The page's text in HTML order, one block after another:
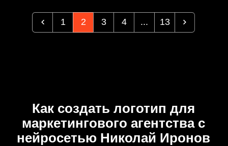
1 2 3 4 ... 13
Как создать логотип для
маркетингового агентства с
нейросетью Николай Иронов